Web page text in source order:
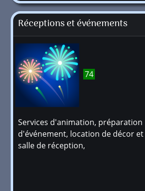
Réceptions et événements
74
Services d'animation, préparation
d'événement, location de décor et
salle de réception,